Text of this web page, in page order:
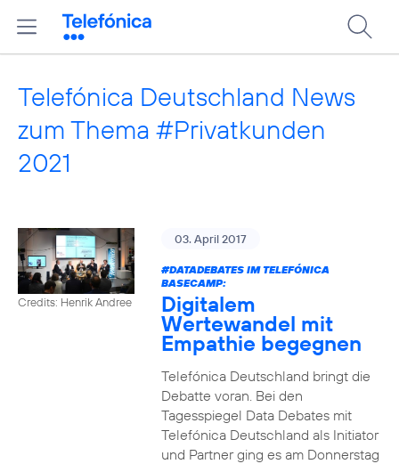
Telefónica Deutschland News
zum Thema #Privatkunden
2021
Credits: Henrik Andree
03. April 2017
#DATADEBATESIM TELEFÓNICA
BASECAMP:
Digitalem
Wertewandel mit
Empathie begegnen
Telefónica Deutschland bringt die
Debatte voran. Bei den
Tagesspiegel Data Debates mit
Telefónica Deutschland als Initiator
und Partner ging es am Donnerstag